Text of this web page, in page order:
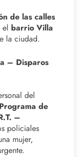
de las calles
el barrio Villa
la ciudad.
– Disparos
del
de
–
policiales
mujer,